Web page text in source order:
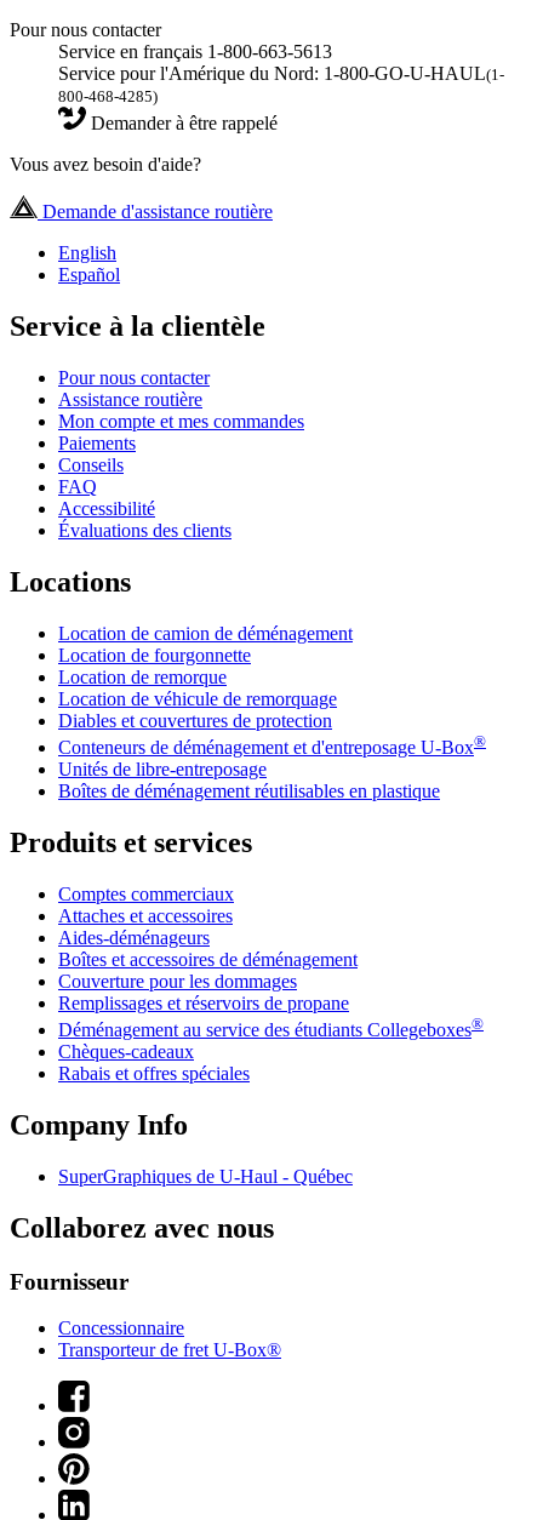
Pour nous contacter
Service en français 1-800-663-5613
Service pour l'Amérique du Nord: 1-800-GO-U-HAUL(1-
800-468-4285)
Demander à être rappelé
Vous avez besoin d'aide?
Demande d'assistance routière
English
Español
Service à la clientèle
Pour nous contacter
Assistance routière
Mon compte et mes commandes
Paiements
Conseils
FAQ
Accessibilité
Évaluations des clients
Locations
Location de camion de déménagement
Location de fourgonnette
Location de remorque
Location de véhicule de remorquage
Diables et couvertures de protection
Conteneurs de déménagement et d'entreposage U-Box®
Unités de libre-entreposage
Boîtes de déménagement réutilisables en plastique
Produits et services
Comptes commerciaux
Attaches et accessoires
Aides-déménageurs
Boîtes et accessoires de déménagement
Couverture pour les dommages
Remplissages et réservoirs de propane
Déménagement au service des étudiants Collegeboxes®
Chèques-cadeaux
Rabais et offres spéciales
Company Info
SuperGraphiques de U-Haul - Québec
Collaborez avec nous
Fournisseur
Concessionnaire
Transporteur de fret U-Box®